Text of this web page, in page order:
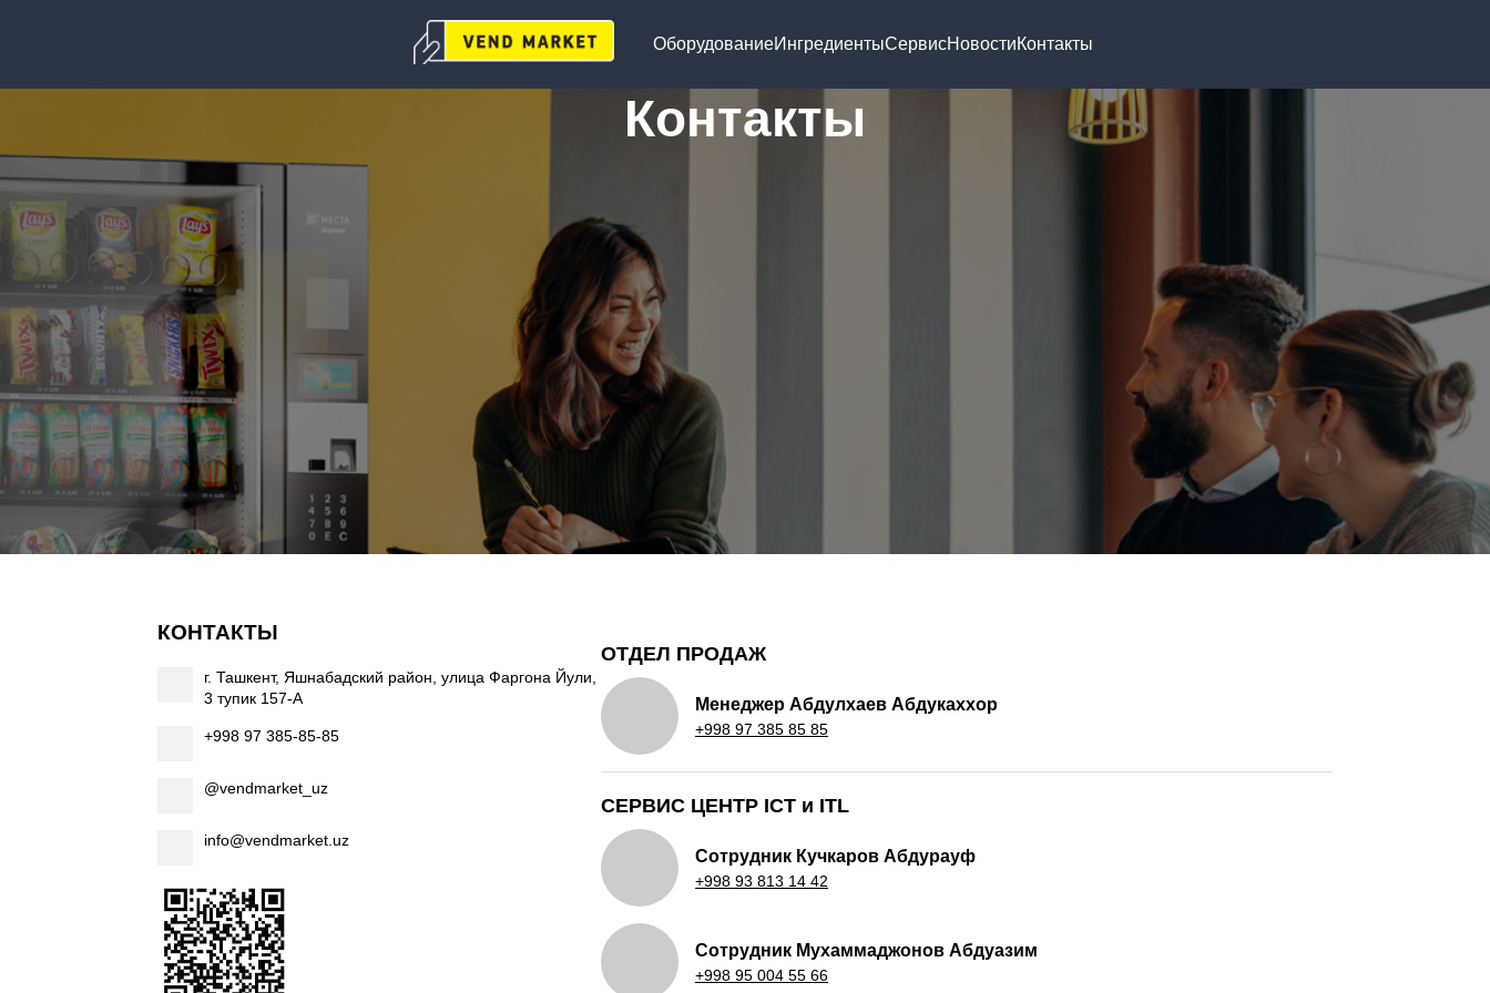
ОборудованиеИнгредиентыСервисНовостиКонтакты
Контакты
КОНТАКТЫ
г. Ташкент, Яшнабадский район, улица Фаргона Йули,
3 тупик 157-А
+998 97 385-85-85
@vendmarket_uz
info@vendmarket.uz
ОТДЕЛ ПРОДАЖ
Менеджер Абдулхаев Абдукаххор
+998 97 385 85 85
СЕРВИС ЦЕНТР ICT и ITL
Сотрудник Кучкаров Абдурауф
+998 93 813 14 42
Сотрудник Мухаммаджонов Абдуазим
+998 95 004 55 66